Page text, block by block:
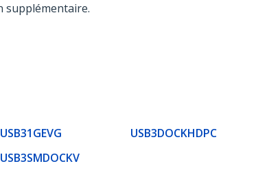
supplémentaire.
USB31GEVG USB3DOCKHDPC
USB3SMDOCKV